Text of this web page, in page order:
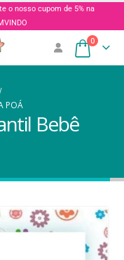
o nosso cupom de 5% na
0
POÁ
Bebê